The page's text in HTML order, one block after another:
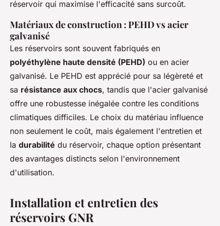
réservoir qui maximise l'efficacité sans surcoût.
Matériaux de construction : PEHD vs acier
galvanisé
Les réservoirs sont souvent fabriqués en
polyéthylène haute densité (PEHD) ou en acier
galvanisé. Le PEHD est apprécié pour sa légèreté et
sa résistance aux chocs, tandis que l'acier galvanisé
offre une robustesse inégalée contre les conditions
climatiques difficiles. Le choix du matériau influence
non seulement le coût, mais également l'entretien et
la durabilité du réservoir, chaque option présentant
des avantages distincts selon l'environnement
d'utilisation.
Installation et entretien des
réservoirs GNR